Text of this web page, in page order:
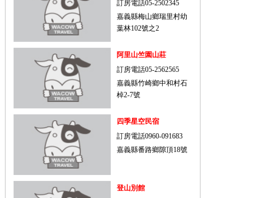
訂房電話05-2502345
嘉義縣梅山鄉瑞里村幼
葉林102號之2
阿里山竺園山莊
訂房電話05-2562565
嘉義縣竹崎鄉中和村石
棹2-7號
四季星空民宿
訂房電話0960-091683
嘉義縣番路鄉隙頂18號
登山別館